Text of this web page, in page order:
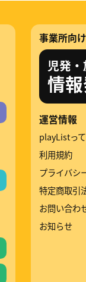
事業所向け
児発
情
運営情報
playListっ
利用規約
プライバシ
特定商取引
お問い合わ
お知らせ